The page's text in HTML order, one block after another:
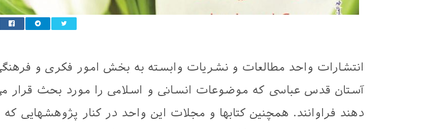
انتشارات واحد مطالعات و نشریات وابسته به بخش امور فکری و
آستان قدس عباسی که موضوعات انسانی و اسلامی را مورد بحث قرار
دهند فراوانند. همچنین کتابها و مجلات این واحد در کنار پژوهشهایی که